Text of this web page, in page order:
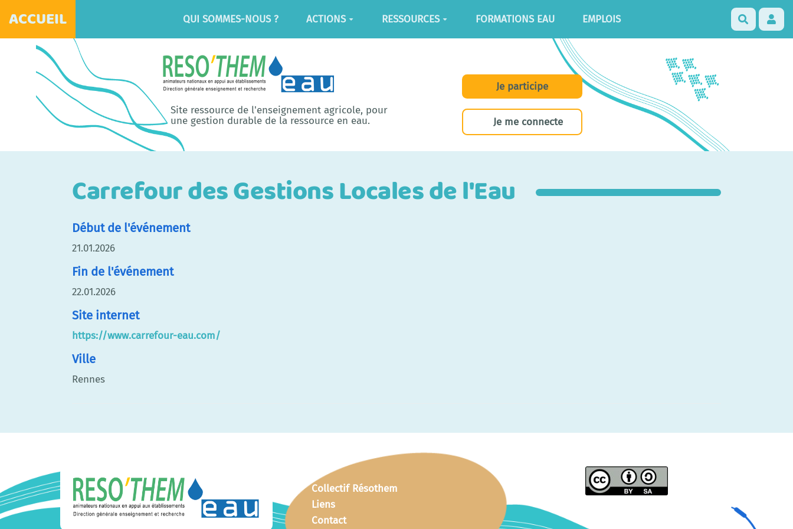
ACCUEIL QUI SOMMES-NOUS ? ACTIONS RESSOURCES FORMATIONS EAU EMPLOIS
Site ressource de l'enseignement agricole, pour
une gestion durable de la ressource en eau.
Je participe
Je me connecte
Carrefour des Gestions Locales de l'Eau
Début de l'événement
21.01.2026
Fin de l'événement
22.01.2026
Site internet
https://www.carrefour-eau.com/
Ville
Rennes
Collectif Résothem
Liens
Contact